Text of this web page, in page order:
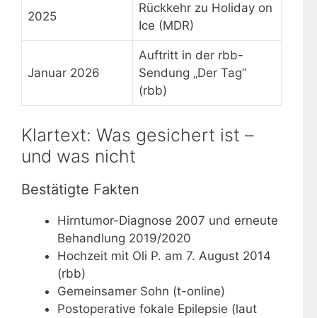
2025
Rückkehr zu Holiday on
Ice (MDR)
Januar 2026
Auftritt in der rbb-
Sendung „Der Tag“
(rbb)
Klartext: Was gesichert ist –
und was nicht
Bestätigte Fakten
Hirntumor-Diagnose 2007 und erneute
Behandlung 2019/2020
Hochzeit mit Oli P. am 7. August 2014
(rbb)
Gemeinsamer Sohn (t-online)
Postoperative fokale Epilepsie (laut